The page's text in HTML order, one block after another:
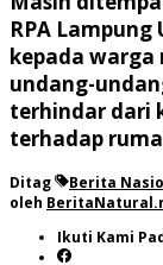
RPA
kepada
undang-
terhindar dari
terhadap
Ditag Berita
oleh
Ikuti Kami